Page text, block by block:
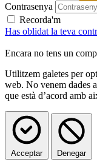
Contrasenya
Recorda'm
Has oblidat la teva
Encara no tens un
Utilitzem galetes per
web. No venem dades
que està d’acord amb
Acceptar Denegar